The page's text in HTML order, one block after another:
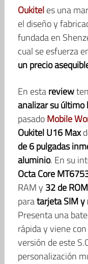
Oukiteles una
el diseño y
fundada en
cual se esfuerza
un precio
En estareview
analizar su último
pasadoMobile
Oukitel U16 Max
de 6 pulgadas
aluminio. En su
Octa Core
RAM y 32 de ROM
paratarjeta SIM y
Presenta una
rápida y viene con
versión de este
personalización